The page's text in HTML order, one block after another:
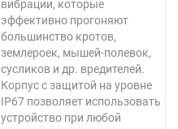
вибрации, которые
эффективно прогоняют
большинство кротов,
землероек, мышей-полевок,
сусликов и др. вредителей.
Корпус с защитой на уровне
IP67 позволяет использовать
устройство при любой